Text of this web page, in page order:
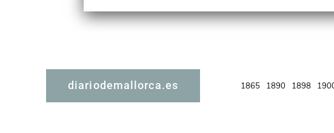
diariodemallorca.es 1865 1890 1898